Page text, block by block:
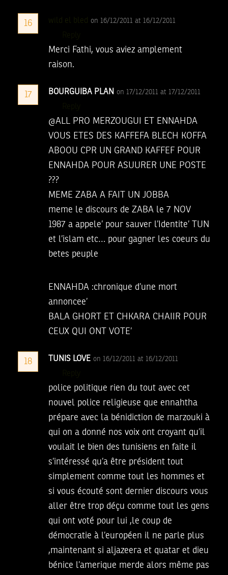
16 wild el bled on 16/12/2011 at 16/12/2011
Merci Fathi, vous aviez amplement
raison.
17 BOURGUIBA PLAN on 17/12/2011 at 17/12/2011
@ALL PRO MERZOUGUI ET ENNAHDA
VOUS ETES DES KAFFEFA BLECH KOFFA
ABOOU CPR UN GRAND KAFFEF POUR
ENNAHDA POUR ASUURER UNE POSTE
???
MEME ZABA A FAIT UN JOBBA
meme le discours de ZABA le 7 NOV
1987 a appele’ pour sauver l’Identite’ TUN
et l’islam etc… pour gagner les coeurs du
betes peuple
ENNAHDA :chronique d’une mort
annoncee’
BALA GHORT ET CHKARA CHAIIR POUR
CEUX QUI ONT VOTE’
18 TUNIS LOVE on 16/12/2011 at 16/12/2011
police politique rien du tout avec cet
nouvel police religieuse que ennahtha
prépare avec la bénidiction de marzouki à
qui on a donné nos voix ont croyant qu’il
voulait le bien des tunisiens en faite il
s’intéressé qu’a être président tout
simplement comme tout les hommes et
si vous écouté sont dernier discours vous
aller être trop déçu comme tout les gens
qui ont voté pour lui ,le coup de
démocratie à l’européen il ne parle plus
,maintenant si aljazeera et quatar et dieu
bénice l’amerique merde alors même pas